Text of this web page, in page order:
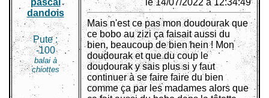
pascal
dandois
Pute :
-100
balai à
chiottes
le 14/07/2022 à 12:34:49
Mais n'est ce pas mon doudourak que
ce bobo au zizi ça faisait aussi du
bien, beaucoup de bien hein ! Mon
doudourak et que du coup le
doudourak y sais plus si y faut
continuer à se faire faire du bien
comme ça par les madames alors que